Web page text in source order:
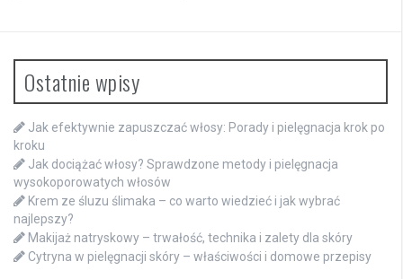
Ostatnie wpisy
Jak efektywnie zapuszczać włosy: Porady i pielęgnacja krok po
kroku
Jak dociążać włosy? Sprawdzone metody i pielęgnacja
wysokoporowatych włosów
Krem ze śluzu ślimaka – co warto wiedzieć i jak wybrać
najlepszy?
Makijaż natryskowy – trwałość, technika i zalety dla skóry
Cytryna w pielęgnacji skóry – właściwości i domowe przepisy